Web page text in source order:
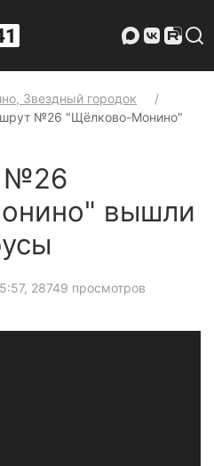
Звездный городок
№26 "Щёлково-Монино"
№26
вышли
, 28749 просмотров